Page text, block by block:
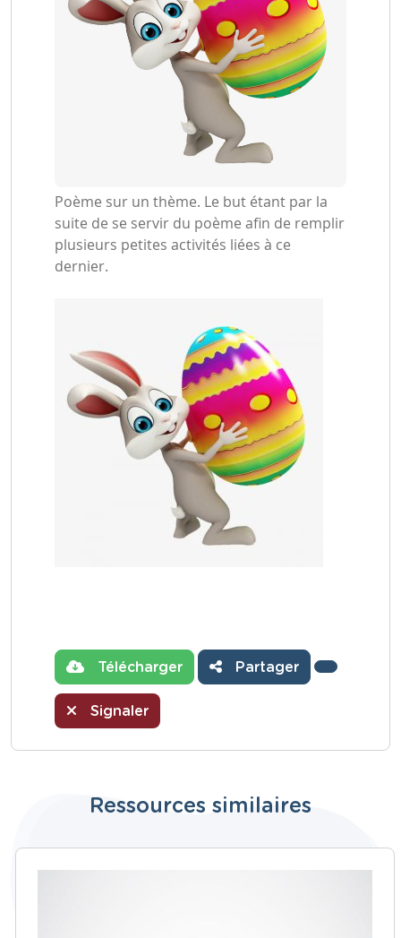
Poème sur un thème. Le but étant par la
suite de se servir du poème afin de remplir
plusieurs petites activités liées à ce
dernier.
Télécharger Partager
Signaler
Ressources similaires